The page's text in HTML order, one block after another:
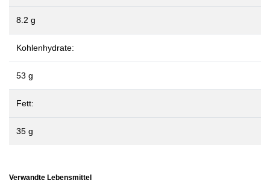
8.2 g
Kohlenhydrate:
53 g
Fett:
35 g
Verwandte Lebensmittel